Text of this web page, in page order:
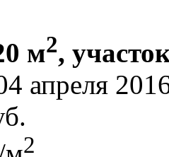
м2,
апреля
2